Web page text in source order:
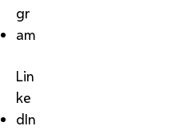
gr
am
Lin
ke
dIn